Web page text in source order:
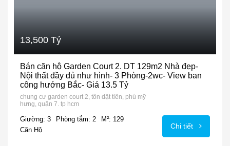
13,500 Tỷ
Bán căn hộ Garden Court 2. DT 129m2 Nhà đẹp-
Nội thất đầy đủ như hình- 3 Phòng-2wc- View ban
công hướng Bắc- Giá 13.5 Tỷ
chung cư garden court 2, tôn dật tiên, phú mỹ
hưng, quận 7. tp hcm
Giường: 3 Phòng tắm: 2
M²: 129
Căn Hộ
Chi tiết